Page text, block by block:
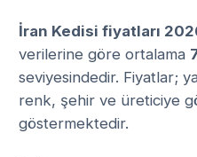
İran Kedisi fiyatları
verilerine göre ortalama
seviyesindedir. Fiyatlar;
renk, şehir ve üreticiye
göstermektedir.